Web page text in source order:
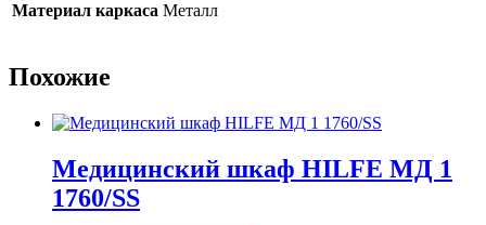
Материал каркаса Металл
Похожие
Медицинский шкаф HILFE МД 1
1760/SS